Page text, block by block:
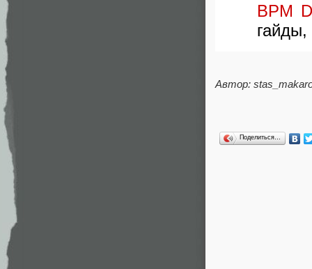
BPM
Автор:
Поделиться…